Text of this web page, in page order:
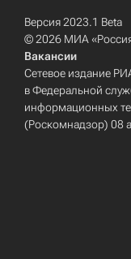
Версия 2023.1 Beta
© 2026 МИА
Вакансии
Сетевое издание
в Федеральной
информационных
(Роскомнадзор) 08